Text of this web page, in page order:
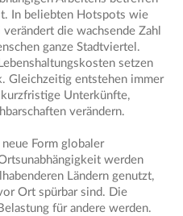
In beliebten Hotspots wie
die wachsende Zahl
ganze Stadtviertel.
setzen
Gleichzeitig entstehen immer
Unterkünfte,
verändern.
Form globaler
werden
Ländern genutzt,
Ort spürbar sind. Die
für andere werden.